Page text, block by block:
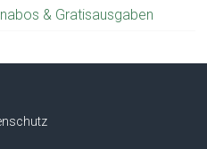
& Gratisausgaben